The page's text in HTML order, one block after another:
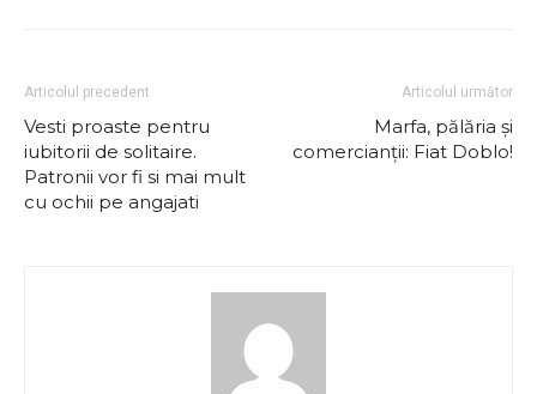
Articolul precedent
Vesti proaste pentru
iubitorii de solitaire.
Patronii vor fi si mai mult
cu ochii pe angajati
Articolul următor
Marfa, pălăria şi
comercianţii: Fiat Doblo!